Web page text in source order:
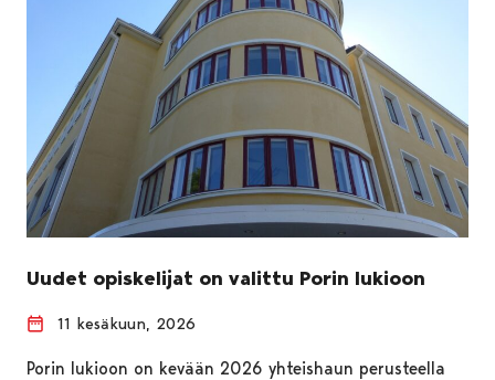
Uudet opiskelijat on valittu Porin lukioon
11 kesäkuun, 2026
Porin lukioon on kevään 2026 yhteishaun perusteella